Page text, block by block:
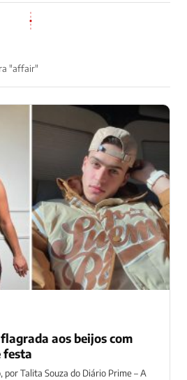
"affair"
aos beijos com
festa
por Talita Souza do Diário Prime – A